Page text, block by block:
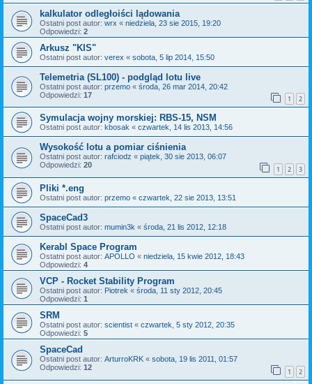
kalkulator odległoiści lądowania
Ostatni post autor: wrx « niedziela, 23 sie 2015, 19:20
Odpowiedzi: 2
Arkusz "KIS"
Ostatni post autor: verex « sobota, 5 lip 2014, 15:50
Telemetria (SL100) - podgląd lotu live
Ostatni post autor: przemo « środa, 26 mar 2014, 20:42
Odpowiedzi: 17 1 2
Symulacja wojny morskiej: RBS-15, NSM
Ostatni post autor: kbosak « czwartek, 14 lis 2013, 14:56
Wysokość lotu a pomiar ciśnienia
Ostatni post autor: rafciodz « piątek, 30 sie 2013, 06:07
Odpowiedzi: 20 1 2 3
Pliki *.eng
Ostatni post autor: przemo « czwartek, 22 sie 2013, 13:51
SpaceCad3
Ostatni post autor: mumin3k « środa, 21 lis 2012, 12:18
Kerabl Space Program
Ostatni post autor: APOLLO « niedziela, 15 kwie 2012, 18:43
Odpowiedzi: 4
VCP - Rocket Stability Program
Ostatni post autor: Piotrek « środa, 11 sty 2012, 20:45
Odpowiedzi: 1
SRM
Ostatni post autor: scientist « czwartek, 5 sty 2012, 20:35
Odpowiedzi: 5
SpaceCad
Ostatni post autor: ArturroKRK « sobota, 19 lis 2011, 01:57
Odpowiedzi: 12 1 2